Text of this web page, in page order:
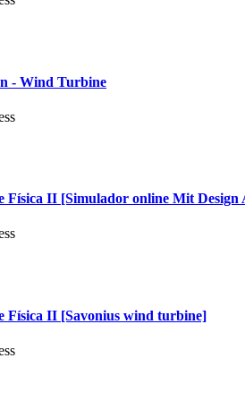
- Wind Turbine
Física II [Simulador online Mit Design
Física II [Savonius wind turbine]